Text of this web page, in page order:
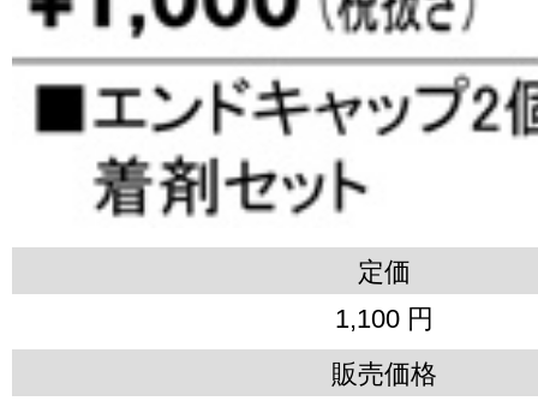
定価
1,100 円
販売価格